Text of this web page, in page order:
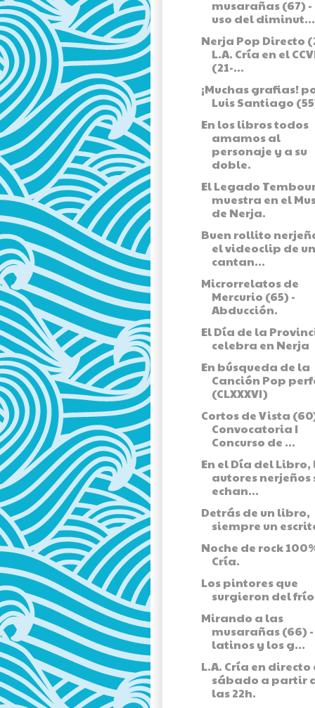
musarañas (67) -
uso del diminut...
Nerja Pop Directo
L.A. Cría en el
(21-...
¡Muchas grafias!
Luis Santiago
En los libros todos
amamos al
personaje y a su
doble.
El Legado
muestra en el
de Nerja.
Buen rollito
el videoclip de
cantan...
Microrrelatos de
Mercurio (65) -
Abducción.
El Día de la
celebra en Nerja
En búsqueda de la
Canción Pop
(CLXXXVI)
Cortos de Vista
Convocatoria I
Concurso de ...
En el Día del Libro,
autores nerjeños
echan...
Detrás de un libro,
siempre un
Noche de rock
Cría.
Los pintores que
surgieron del
Mirando a las
musarañas (66) -
latinos y los g...
L.A. Cría en directo
sábado a partir
las 22h.